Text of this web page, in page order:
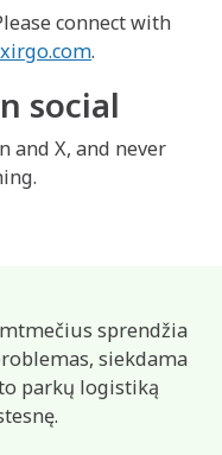
connect with
.
social
and X, and never
sprendžia
siekdama
parkų logistiką